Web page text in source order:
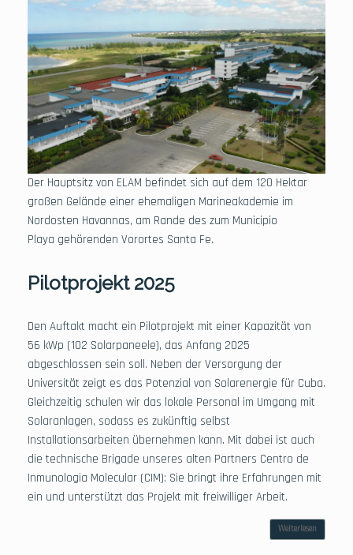
Der Hauptsitz von ELAM befindet sich auf dem 120 Hektar
großen Gelände einer ehemaligen Marineakademie im
Nordosten Havannas, am Rande des zum Municipio
Playa gehörenden Vorortes Santa Fe.
Pilotprojekt 2025
Den Auftakt macht ein Pilotprojekt mit einer Kapazität von
56 kWp (102 Solarpaneele), das Anfang 2025
abgeschlossen sein soll. Neben der Versorgung der
Universität zeigt es das Potenzial von Solarenergie für Cuba.
Gleichzeitig schulen wir das lokale Personal im Umgang mit
Solaranlagen, sodass es zukünftig selbst
Installationsarbeiten übernehmen kann. Mit dabei ist auch
die technische Brigade unseres alten Partners Centro de
Inmunologia Molecular (CIM): Sie bringt ihre Erfahrungen mit
ein und unterstützt das Projekt mit freiwilliger Arbeit.
Weiterlesen